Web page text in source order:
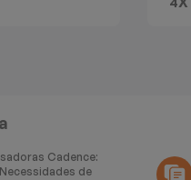
Cadence:
de